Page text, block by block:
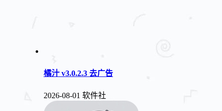
橘汁 v3.0.2.3 去广告
2026-08-01 软件社